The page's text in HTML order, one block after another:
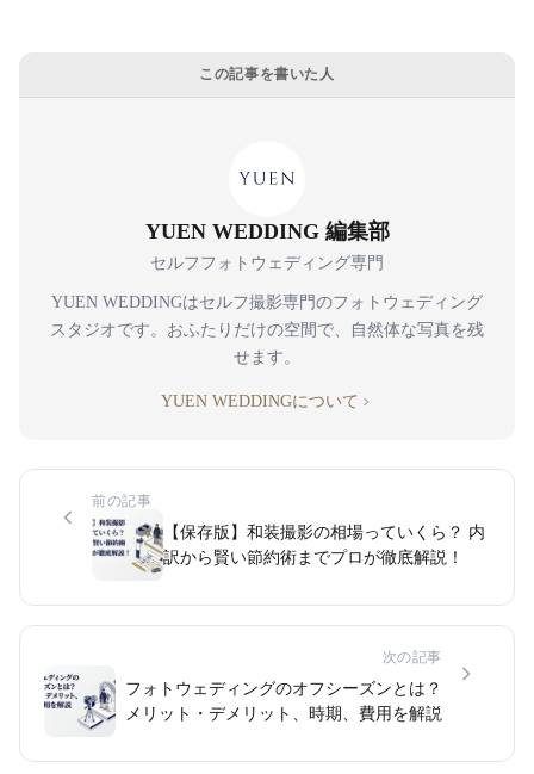
この記事を書いた人
YUEN WEDDING 編集部
セルフフォトウェディング専門
YUEN WEDDINGはセルフ撮影専門のフォトウェディング
スタジオです。おふたりだけの空間で、自然体な写真を残
せます。
YUEN WEDDINGについて
前の記事
【保存版】和装撮影の相場っていくら？ 内
訳から賢い節約術までプロが徹底解説！
次の記事
フォトウェディングのオフシーズンとは？
メリット・デメリット、時期、費用を解説